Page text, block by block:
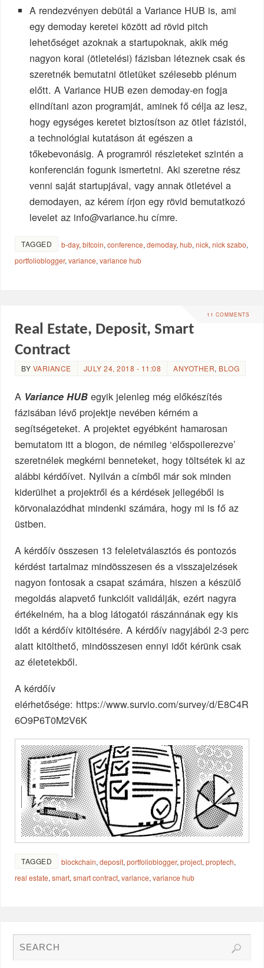
A rendezvényen debütál a Variance HUB is, ami
egy demoday keretei között ad rövid pitch
lehetőséget azoknak a startupoknak, akik még
nagyon korai (ötletelési) fázisban léteznek csak és
szeretnék bemutatni ötletüket szélesebb plénum
előtt. A Variance HUB ezen demoday-en fogja
elindítani azon programját, aminek fő célja az lesz,
hogy egységes keretet biztosítson az ötlet fázistól,
a technológiai kutatáson át egészen a
tőkebevonásig. A programról részleteket szintén a
konferencián fogunk ismertetni. Aki szeretne rész
venni saját startupjával, vagy annak ötletével a
demodayen, az kérem írjon egy rövid bemutatkozó
levelet az info@variance.hu címre.
TAGGED b-day,bitcoin,conference,demoday,hub,nick,nick szabo,
portfolioblogger,variance,variance hub
11 COMMENTS
Real Estate, Deposit, Smart
Contract
BY VARIANCE JULY 24, 2018 - 11:08 ANYOTHER, BLOG
A Variance HUB egyik jelenleg még előkészítés
fázisában lévő projektje nevében kérném a
segítségeteket. A projektet egyébként hamarosan
bemutatom itt a blogon, de némileg ‘előspoilerezve’
szeretnélek megkérni benneteket, hogy töltsétek ki az
alábbi kérdőívet. Nyilván a címből már sok minden
kiderülhet a projektről és a kérdések jellegéből is
körvonalazódhat mindenki számára, hogy mi is fő az
üstben.
A kérdőív összesen 13 feleletválasztós és pontozós
kérdést tartalmaz mindösszesen és a visszajelzések
nagyon fontosak a csapat számára, hiszen a készülő
megoldás alapvető funkcióit validálják, ezért nagyra
értékelném, ha a blog látogatói rászánnának egy kis
időt a kérdőív kitöltésére. A kérdőív nagyjából 2-3 perc
alatt kitölthető, mindösszesen ennyi időt kérünk csak
az életetekből.
A kérdőív
elérhetősége: https://www.survio.com/survey/d/E8C4R
6O9P6T0M2V6K
TAGGED blockchain,deposit,portfolioblogger,project,proptech,
real estate,smart,smart contract,variance,variance hub